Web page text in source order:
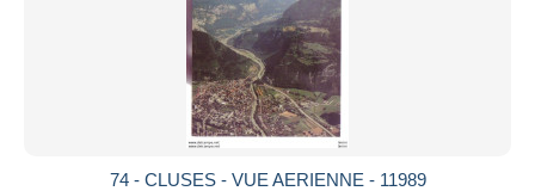
74 - CLUSES - VUE AERIENNE - 11989